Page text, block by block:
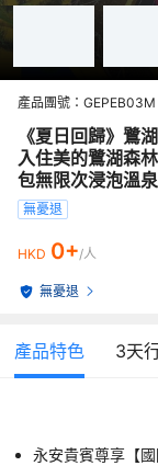
產品團號： GEPEB03M
《夏日回歸》鷺
入住美的鷺湖森
包無限次浸泡溫
無憂退
HKD 0+/人
無憂退
產品特色 3天
永安貴賓尊享【